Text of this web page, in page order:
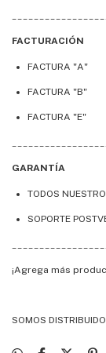
FACTURACIÓN
FACTURA "A"
FACTURA "B"
FACTURA "E"
GARANTÍA
TODOS
SOPORTE
¡Agrega más
SOMOS